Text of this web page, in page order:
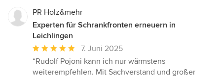
PR Holz&mehr
Experten für Schrankfronten erneuern in
Leichlingen
Durchschnittliche
Bewertung:
5
7. Juni 2025
“Rudolf Pojoni kann ich nur wärmstens
weiterempfehlen. Mit Sachverstand und großer